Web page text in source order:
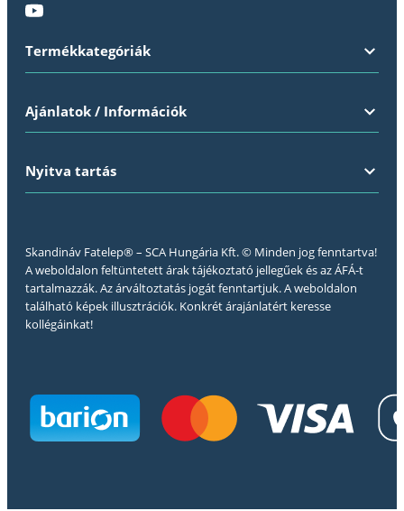
Termékkategóriák
Ajánlatok / Információk
Nyitva tartás
Skandináv Fatelep® – SCA Hungária Kft. © Minden jog fenntartva!
A weboldalon feltüntetett árak tájékoztató jellegűek és az ÁFÁ-t
tartalmazzák. Az árváltoztatás jogát fenntartjuk. A weboldalon
található képek illusztrációk. Konkrét árajánlatért keresse
kollégáinkat!